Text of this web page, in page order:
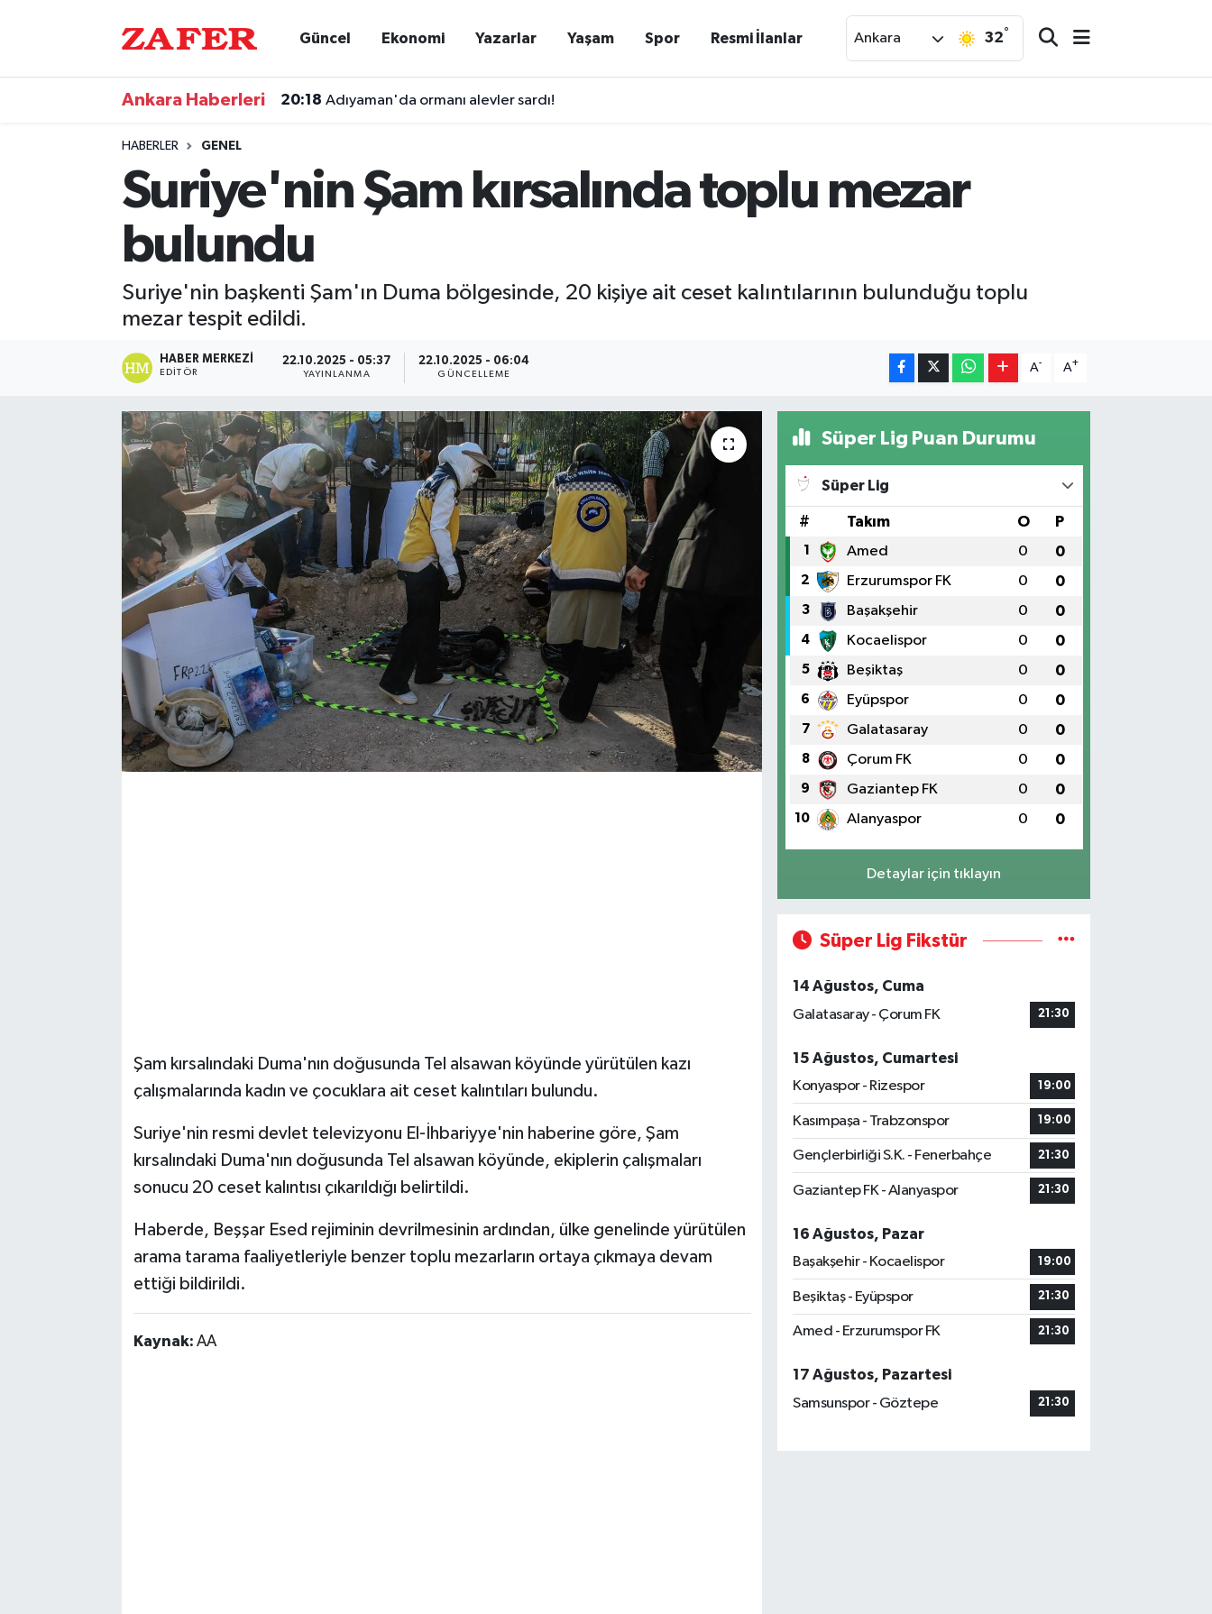
Güncel Ekonomi Yazarlar Yaşam Spor Resmi İlanlar Ankara 32°
Ankara Haberleri 20:18 Adıyaman'da ormanı alevler sardı!
HABERLER GENEL
Suriye'nin Şam kırsalında toplu mezar
bulundu
Suriye'nin başkenti Şam'ın Duma bölgesinde, 20 kişiye ait ceset kalıntılarının bulunduğu toplu
mezar tespit edildi.
HABER MERKEZI
EDITÖR
22.10.2025 - 05:37
YAYINLANMA
22.10.2025 - 06:04
GÜNCELLEME
A- A+
Şam kırsalındaki Duma'nın doğusunda Tel alsawan köyünde yürütülen kazı
çalışmalarında kadın ve çocuklara ait ceset kalıntıları bulundu.
Suriye'nin resmi devlet televizyonu El-İhbariyye'nin haberine göre, Şam
kırsalındaki Duma'nın doğusunda Tel alsawan köyünde, ekiplerin çalışmaları
sonucu 20 ceset kalıntısı çıkarıldığı belirtildi.
Haberde, Beşşar Esed rejiminin devrilmesinin ardından, ülke genelinde yürütülen
arama tarama faaliyetleriyle benzer toplu mezarların ortaya çıkmaya devam
ettiği bildirildi.
Kaynak: AA
Süper Lig Puan Durumu
Süper Lig
# Takım O P
1 Amed 0 0
2 Erzurumspor FK 0 0
3 Başakşehir 0 0
4 Kocaelispor 0 0
5 Beşiktaş 0 0
6 Eyüpspor 0 0
7 Galatasaray 0 0
8 Çorum FK 0 0
9 Gaziantep FK 0 0
10 Alanyaspor 0 0
Detaylar için tıklayın
Süper Lig Fikstür
14 Ağustos, Cuma
Galatasaray - Çorum FK
21:30
15 Ağustos, Cumartesi
Konyaspor - Rizespor
19:00
Kasımpaşa - Trabzonspor 19:00
Gençlerbirliği S.K. - Fenerbahçe 21:30
Gaziantep FK - Alanyaspor 21:30
16 Ağustos, Pazar
Başakşehir - Kocaelispor
19:00
Beşiktaş - Eyüpspor 21:30
Amed - Erzurumspor FK 21:30
17 Ağustos, Pazartesi
Samsunspor - Göztepe
21:30
Trafik Durumu
Süper Lig Puan Durumu ve Fikstür
Tüm Manşetler